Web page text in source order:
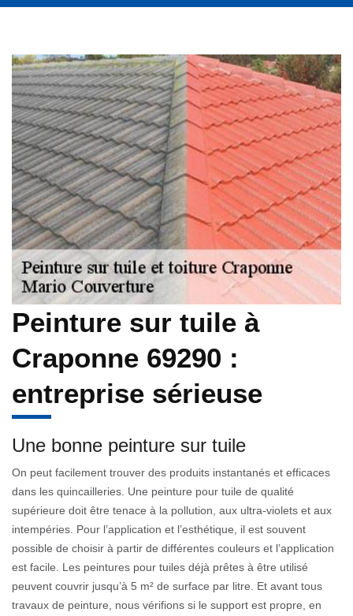
Peinture sur tuile à
Craponne 69290 :
entreprise sérieuse
Une bonne peinture sur tuile
On peut facilement trouver des produits instantanés et efficaces
dans les quincailleries. Une peinture pour tuile de qualité
supérieure doit être tenace à la pollution, aux ultra-violets et aux
intempéries. Pour l’application et l’esthétique, il est souvent
possible de choisir à partir de différentes couleurs et l’application
est facile. Les peintures pour tuiles déjà prêtes à être utilisé
peuvent couvrir jusqu’à 5 m² de surface par litre. Et avant tous
travaux de peinture, nous vérifions si le support est propre, en